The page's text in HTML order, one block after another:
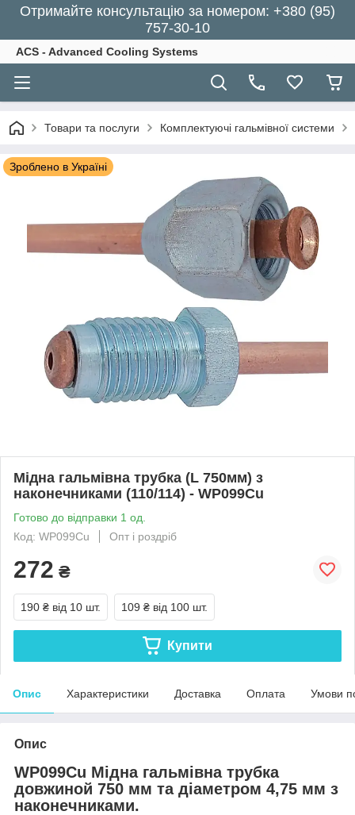
Отримайте консультацію за номером: +380 (95)
757-30-10
ACS - Advanced Cooling Systems
Товари та послуги Комплектуючі гальмівної системи
Зроблено в Україні
Мідна гальмівна трубка (L 750мм) з
наконечниками (110/114) - WP099Cu
Готово до відправки 1 од.
Код: WP099Cu
Опт і роздріб
272 ₴
190 ₴ від 10 шт. 109 ₴ від 100 шт.
Купити
Опис Характеристики Доставка Оплата Умови
Опис
WP099Cu Мідна гальмівна трубка
довжиной 750 мм та діаметром 4,75 мм з
наконечниками.